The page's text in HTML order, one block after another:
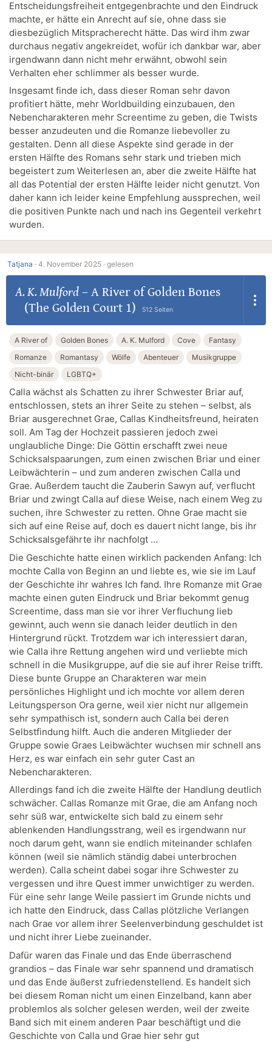
Entscheidungsfreiheit entgegenbrachte und den Eindruck
machte, er hätte ein Anrecht auf sie, ohne dass sie
diesbezüglich Mitspracherecht hätte. Das wird ihm zwar
durchaus negativ angekreidet, wofür ich dankbar war, aber
irgendwann dann nicht mehr erwähnt, obwohl sein
Verhalten eher schlimmer als besser wurde.
Insgesamt finde ich, dass dieser Roman sehr davon
profitiert hätte, mehr Worldbuilding einzubauen, den
Nebencharakteren mehr Screentime zu geben, die Twists
besser anzudeuten und die Romanze liebevoller zu
gestalten. Denn all diese Aspekte sind gerade in der
ersten Hälfte des Romans sehr stark und trieben mich
begeistert zum Weiterlesen an, aber die zweite Hälfte hat
all das Potential der ersten Hälfte leider nicht genutzt. Von
daher kann ich leider keine Empfehlung aussprechen, weil
die positiven Punkte nach und nach ins Gegenteil verkehrt
wurden.
Tatjana · 4. November 2025 · gelesen
A. K. Mulford– A River of Golden Bones
(The Golden Court 1)
512 Seiten
A River of Golden Bones A. K. Mulford Cove
Fantasy
Romanze
Romantasy Wölfe Abenteuer
Musikgruppe
Nicht-binär
LGBTQ+
Calla wächst als Schatten zu ihrer Schwester Briar auf,
entschlossen, stets an ihrer Seite zu stehen – selbst, als
Briar ausgerechnet Grae, Callas Kindheitsfreund, heiraten
soll. Am Tag der Hochzeit passieren jedoch zwei
unglaubliche Dinge: Die Göttin erschafft zwei neue
Schicksalspaarungen, zum einen zwischen Briar und einer
Leibwächterin – und zum anderen zwischen Calla und
Grae. Außerdem taucht die Zauberin Sawyn auf, verflucht
Briar und zwingt Calla auf diese Weise, nach einem Weg zu
suchen, ihre Schwester zu retten. Ohne Grae macht sie
sich auf eine Reise auf, doch es dauert nicht lange, bis ihr
Schicksalsgefährte ihr nachfolgt …
Die Geschichte hatte einen wirklich packenden Anfang: Ich
mochte Calla von Beginn an und liebte es, wie sie im Lauf
der Geschichte ihr wahres Ich fand. Ihre Romanze mit Grae
machte einen guten Eindruck und Briar bekommt genug
Screentime, dass man sie vor ihrer Verfluchung lieb
gewinnt, auch wenn sie danach leider deutlich in den
Hintergrund rückt. Trotzdem war ich interessiert daran,
wie Calla ihre Rettung angehen wird und verliebte mich
schnell in die Musikgruppe, auf die sie auf ihrer Reise trifft.
Diese bunte Gruppe an Charakteren war mein
persönliches Highlight und ich mochte vor allem deren
Leitungsperson Ora gerne, weil xier nicht nur allgemein
sehr sympathisch ist, sondern auch Calla bei deren
Selbstfindung hilft. Auch die anderen Mitglieder der
Gruppe sowie Graes Leibwächter wuchsen mir schnell ans
Herz, es war einfach ein sehr guter Cast an
Nebencharakteren.
Allerdings fand ich die zweite Hälfte der Handlung deutlich
schwächer. Callas Romanze mit Grae, die am Anfang noch
sehr süß war, entwickelte sich bald zu einem sehr
ablenkenden Handlungsstrang, weil es irgendwann nur
noch darum geht, wann sie endlich miteinander schlafen
können (weil sie nämlich ständig dabei unterbrochen
werden). Calla scheint dabei sogar ihre Schwester zu
vergessen und ihre Quest immer unwichtiger zu werden.
Für eine sehr lange Weile passiert im Grunde nichts und
ich hatte den Eindruck, dass Callas plötzliche Verlangen
nach Grae vor allem ihrer Seelenverbindung geschuldet ist
und nicht ihrer Liebe zueinander.
Dafür waren das Finale und das Ende überraschend
grandios – das Finale war sehr spannend und dramatisch
und das Ende äußerst zufriedenstellend. Es handelt sich
bei diesem Roman nicht um einen Einzelband, kann aber
problemlos als solcher gelesen werden, weil der zweite
Band sich mit einem anderen Paar beschäftigt und die
Geschichte von Calla und Grae hier sehr gut